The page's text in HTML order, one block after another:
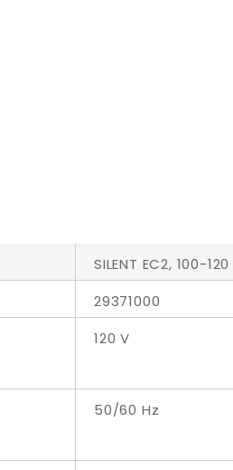
SILENT EC2, 100-
29371000
120 V
50/60 Hz